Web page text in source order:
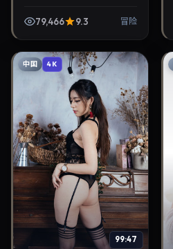
角。2019年6月26日与观众
79,466 9.3 冒险
中国 4K
99:47